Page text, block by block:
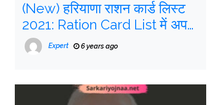
(New) हरियाणा राशन कार्ड लिस्ट
2021: Ration Card List में अपना
नाम कैसे देखे | Online Apply
Expert 6 years ago